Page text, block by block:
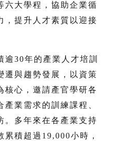
六大學程，協助企業循
，提升人才素質以迎接
30年的產業人才培訓
遷與趨勢發展，以資策
核心，邀請產官學研各
業需求的訓練課程、
。多年來在各產業支持
積超過19,000小時，